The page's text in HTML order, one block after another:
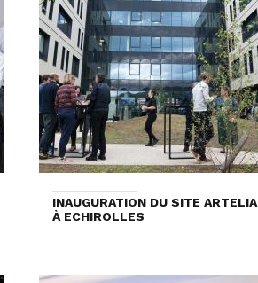
INAUGURATION DU SITE ARTELIA
À ECHIROLLES